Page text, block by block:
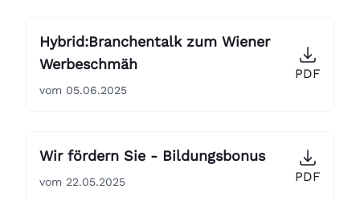
Hybrid:Branchentalk zum Wiener
Werbeschmäh
vom 05.06.2025
PDF
Wir fördern Sie - Bildungsbonus
vom 22.05.2025 PDF